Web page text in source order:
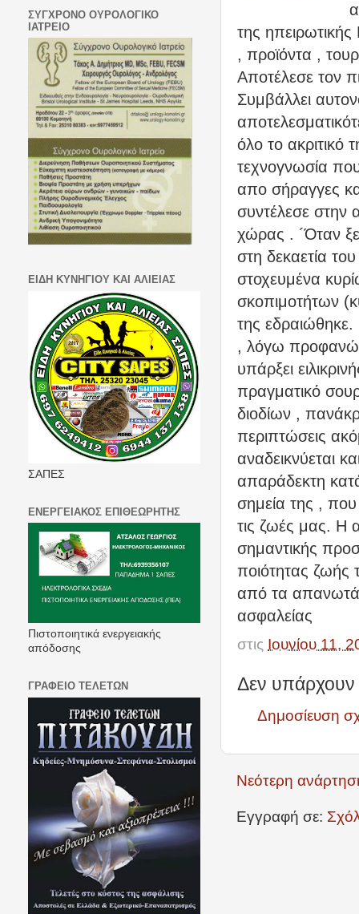
της
, προϊόντα ,
Αποτέλεσε τον
Συμβάλλει
όλο το ακριτικό
τεχνογνωσία
απο σήραγγες
συντέλεσε στην
χώρας . ´Όταν
στη δεκαετία
στοχευμένα
σκοπιμοτήτων
της
, λόγω προφανώς
υπάρξει
πραγματικό
διοδίων ,
περιπτώσεις
αναδεικνύεται
απαράδεκτη
σημεία της , που
τις ζωές μας. Η
σημαντικής
ποιότητας
από τα απανωτά
ασφαλείας
στις Ιουνίου 11,
Δεν υπάρχουν
Δημοσίευση
Νεότερη
Εγγραφή σε:
ΣΥΓΧΡΟΝΟ ΟΥΡΟΛΟΓΙΚΟ
ΙΑΤΡΕΙΟ
ΕΙΔΗ ΚΥΝΗΓΙΟΥ ΚΑΙ ΑΛΙΕΙΑΣ
ΣΑΠΕΣ
ΕΝΕΡΓΕΙΑΚΟΣ ΕΠΙΘΕΩΡΗΤΗΣ
Πιστοποιητικά ενεργειακής
απόδοσης
ΓΡΑΦΕΙΟ ΤΕΛΕΤΩΝ